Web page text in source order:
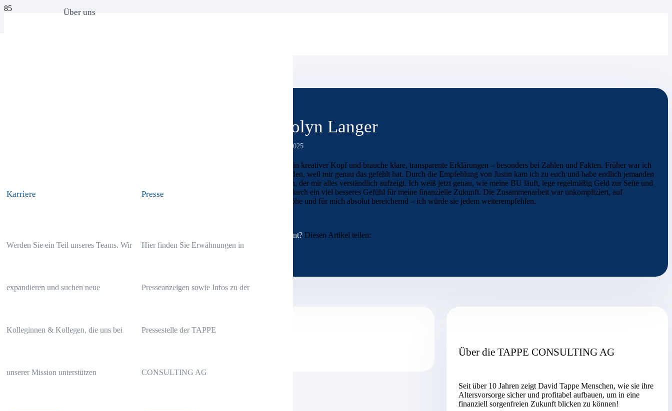
Über uns
Karriere
Werden Sie ein Teil unseres Teams. Wir
expandieren und suchen neue
Kolleginnen & Kollegen, die uns bei
unserer Mission unterstützen
Presse
Hier finden Sie Erwähnungen in
Presseanzeigen sowie Infos zu der
Pressestelle der TAPPE
CONSULTING AG
Carolyn Langer
30. Mai 2025
Ich bin ein kreativer Kopf und brauche klare, transparente Erklärungen – besonders bei Zahlen und Fakten. Früher war ich
unzufrieden, weil mir genau das gefehlt hat. Durch die Empfehlung von Justin kam ich zu euch und habe endlich jemanden
gefunden, der mir alles verständlich aufzeigt. Ich weiß jetzt genau, wie meine BU läuft, lege regelmäßig Geld zur Seite und
habe dadurch ein viel besseres Gefühl für meine finanzielle Zukunft. Die Zusammenarbeit war unkompliziert, auf
Augenhöhe und für mich absolut bereichernd – ich würde sie jedem weiterempfehlen.
Interessant?Diesen Artikel teilen:
Über die TAPPE CONSULTING AG
Seit über 10 Jahren zeigt David Tappe Menschen, wie sie ihre
Altersvorsorge sicher und profitabel aufbauen, um in eine
finanziell sorgenfreien Zukunft blicken zu können!